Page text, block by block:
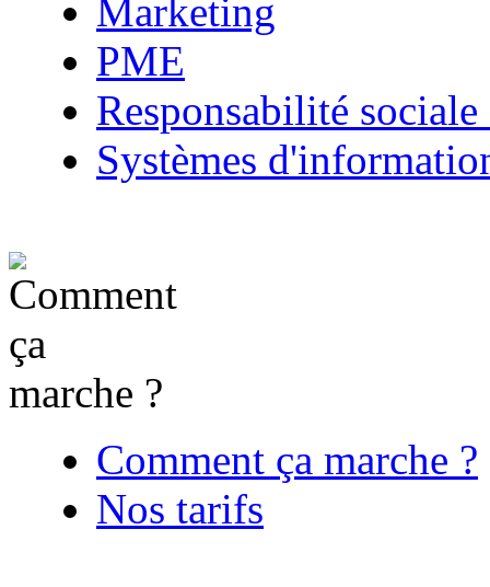
Marketing
PME
Responsabilité
Systèmes
Comment ça marche ?
Nos tarifs